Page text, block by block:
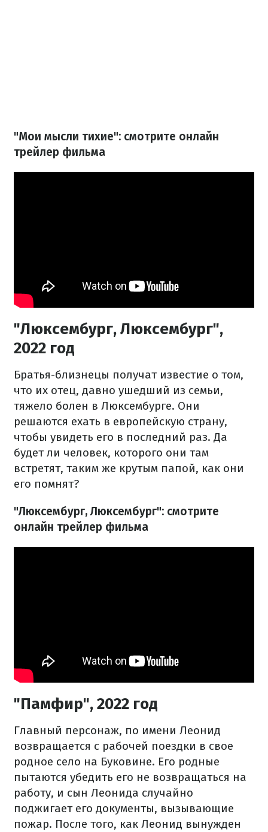
"Мои мысли тихие": смотрите онлайн
трейлер фильма
"Люксембург, Люксембург",
2022 год
Братья-близнецы получат известие о том,
что их отец, давно ушедший из семьи,
тяжело болен в Люксембурге. Они
решаются ехать в европейскую страну,
чтобы увидеть его в последний раз. Да
будет ли человек, которого они там
встретят, таким же крутым папой, как они
его помнят?
"Люксембург, Люксембург": смотрите
онлайн трейлер фильма
"Памфир", 2022 год
Главный персонаж, по имени Леонид
возвращается с рабочей поездки в свое
родное село на Буковине. Его родные
пытаются убедить его не возвращаться на
работу, и сын Леонида случайно
поджигает его документы, вызывающие
пожар. После того, как Леонид вынужден